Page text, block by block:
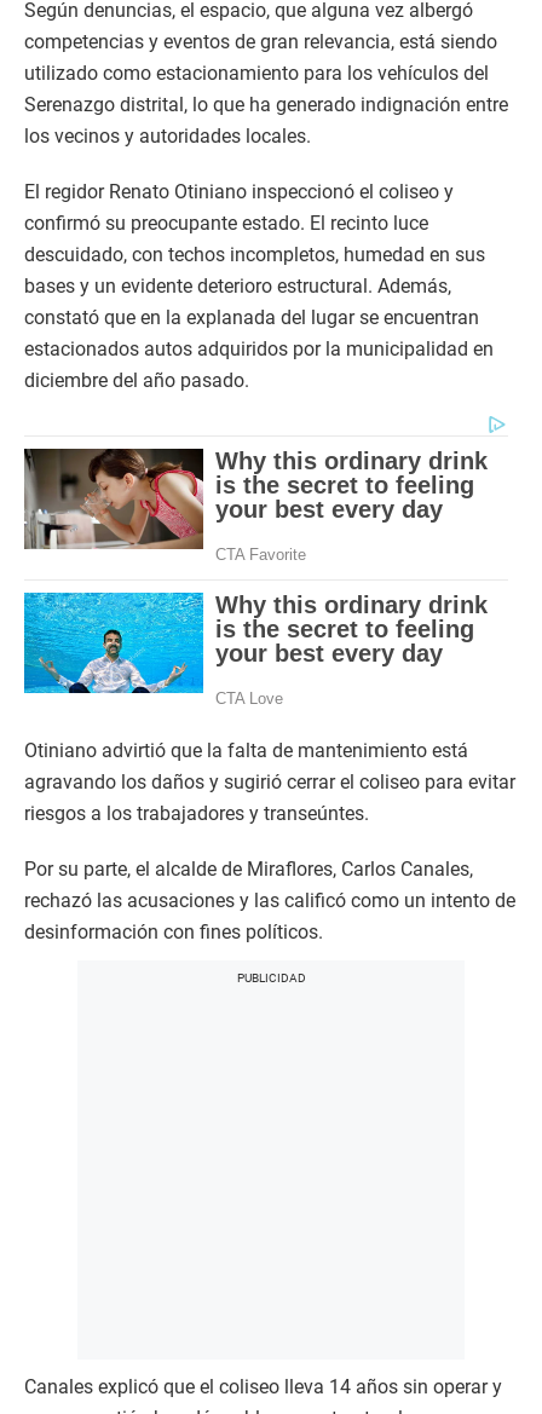
Según denuncias, el espacio, que alguna vez albergó
competencias y eventos de gran relevancia, está siendo
utilizado como estacionamiento para los vehículos del
Serenazgo distrital, lo que ha generado indignación entre
los vecinos y autoridades locales.
El regidor Renato Otiniano inspeccionó el coliseo y
confirmó su preocupante estado. El recinto luce
descuidado, con techos incompletos, humedad en sus
bases y un evidente deterioro estructural. Además,
constató que en la explanada del lugar se encuentran
estacionados autos adquiridos por la municipalidad en
diciembre del año pasado.
Otiniano advirtió que la falta de mantenimiento está
agravando los daños y sugirió cerrar el coliseo para evitar
riesgos a los trabajadores y transeúntes.
Por su parte, el alcalde de Miraflores, Carlos Canales,
rechazó las acusaciones y las calificó como un intento de
desinformación con fines políticos.
Canales explicó que el coliseo lleva 14 años sin operar y